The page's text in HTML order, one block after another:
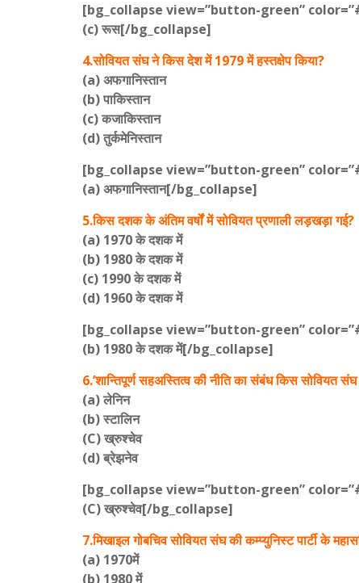
[bg_collapse view=”button-green”
(c) रूस[/bg_collapse]
4.सोवियत संघ ने किस देश में 1979 में हस्तक्षेप किया?
(a) अफगानिस्तान
(b) पाकिस्तान
(c) कजाकिस्तान
(d) तुर्कमेनिस्तान
[bg_collapse view=”button-green”
(a) अफगानिस्तान[/bg_collapse]
5.किस दशक के अंतिम वर्षों में सोवियत प्रणाली लड़खड़ा गई?
(a) 1970 के दशक में
(b) 1980 के दशक में
(c) 1990 के दशक में
(d) 1960 के दशक में
[bg_collapse view=”button-green”
(b) 1980 के दशक में[/bg_collapse]
6.’शान्तिपूर्ण सहअस्तित्व की नीति का संबंध किस सोवियत संघ
(a) लेनिन
(b) स्टालिन
(C) ख्रुश्चेव
(d) ब्रेझनेव
[bg_collapse view=”button-green”
(C) ख्रुश्चेव[/bg_collapse]
7.मिखाइल गोबचिव सोवियत संघ की कम्प्युनिस्ट पार्टी के
(a) 1970में
(b) 1980 में